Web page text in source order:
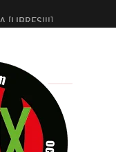
[LIBRES!!!]
CLAUDIO
DEL TOMATAZO